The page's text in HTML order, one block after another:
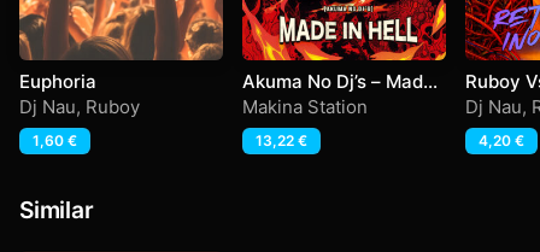
Euphoria
Dj Nau, Ruboy
1,60 €
Akuma No Dj’s – Made
In Hell
Makina Station
13,22 €
Ruboy
Return
Dj Nau,
4,20 €
Similar